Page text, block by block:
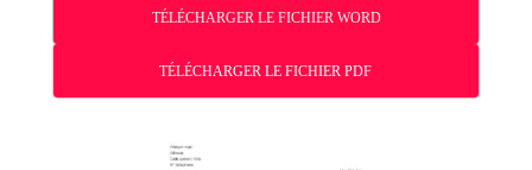
TÉLÉCHARGER LE FICHIER WORD
TÉLÉCHARGER LE FICHIER PDF